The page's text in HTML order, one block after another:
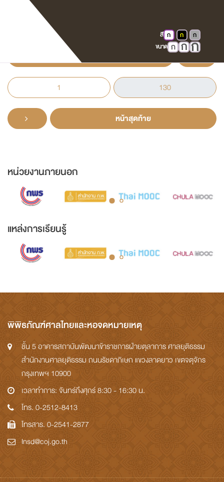
สี ก ก
ก
ขนาด ก ก ก
ที่ระลึกครบรอบ 4 ปี ศาลจังหวัดสมุทรปราการ
แผนกคดีเยาวชนและครอบครัว 30 เมษายน 2536
หน้าแรก
หน้าสุดท้าย
หน่วยงานภายนอก
แหล่งการเรียนรู้
พิพิธภัณฑ์ศาลไทยและหอจดหมายเหตุ
ชั้น 5 อาคารสถาบันพัฒนาข้าราชการฝ่ายตุลาการ ศาลยุติธรรม
สำนักงานศาลยุติธรรม ถนนรัชดาภิเษก แขวงลาดยาว เขตจตุจักร
กรุงเทพฯ 10900
เวลาทำการ: จันทร์ถึงศุกร์ 8:30 - 16:30 น.
โทร. 0-2512-8413
โทรสาร. 0-2541-2877
Insd@coj.go.th